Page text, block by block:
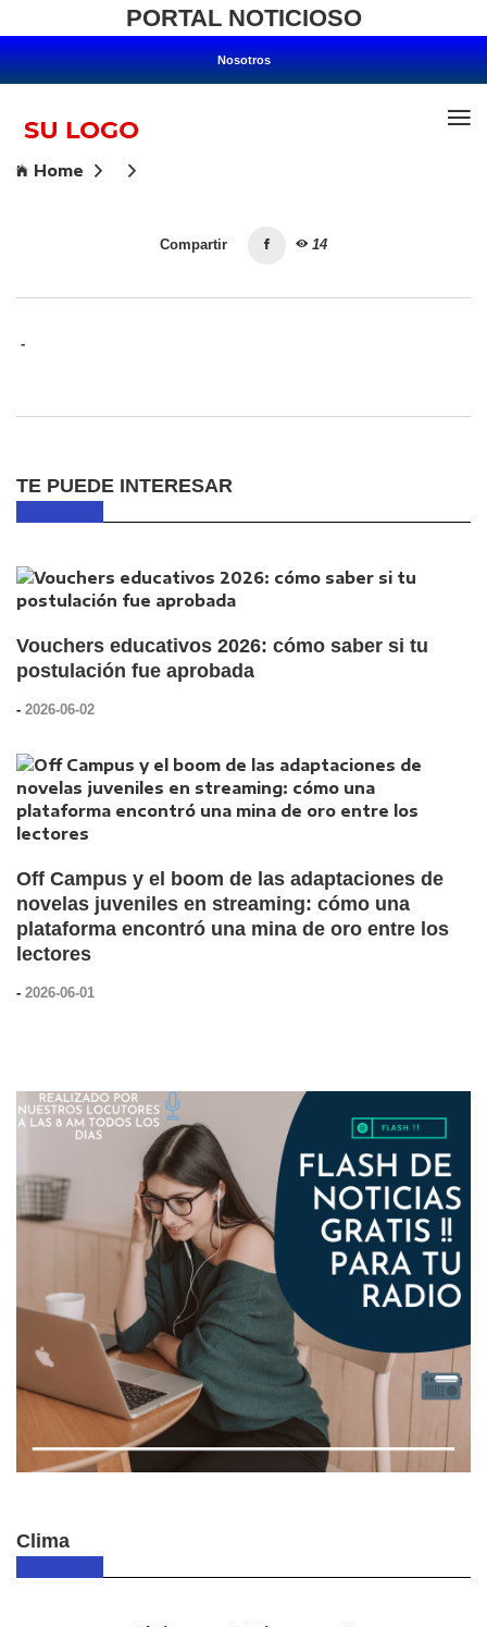
PORTAL NOTICIOSO
Nosotros
Home
Compartir 14
-
TE PUEDE INTERESAR
Vouchers educativos 2026: cómo saber si tu
postulación fue aprobada
- 2026-06-02
Off Campus y el boom de las adaptaciones de
novelas juveniles en streaming: cómo una
plataforma encontró una mina de oro entre los
lectores
- 2026-06-01
Clima